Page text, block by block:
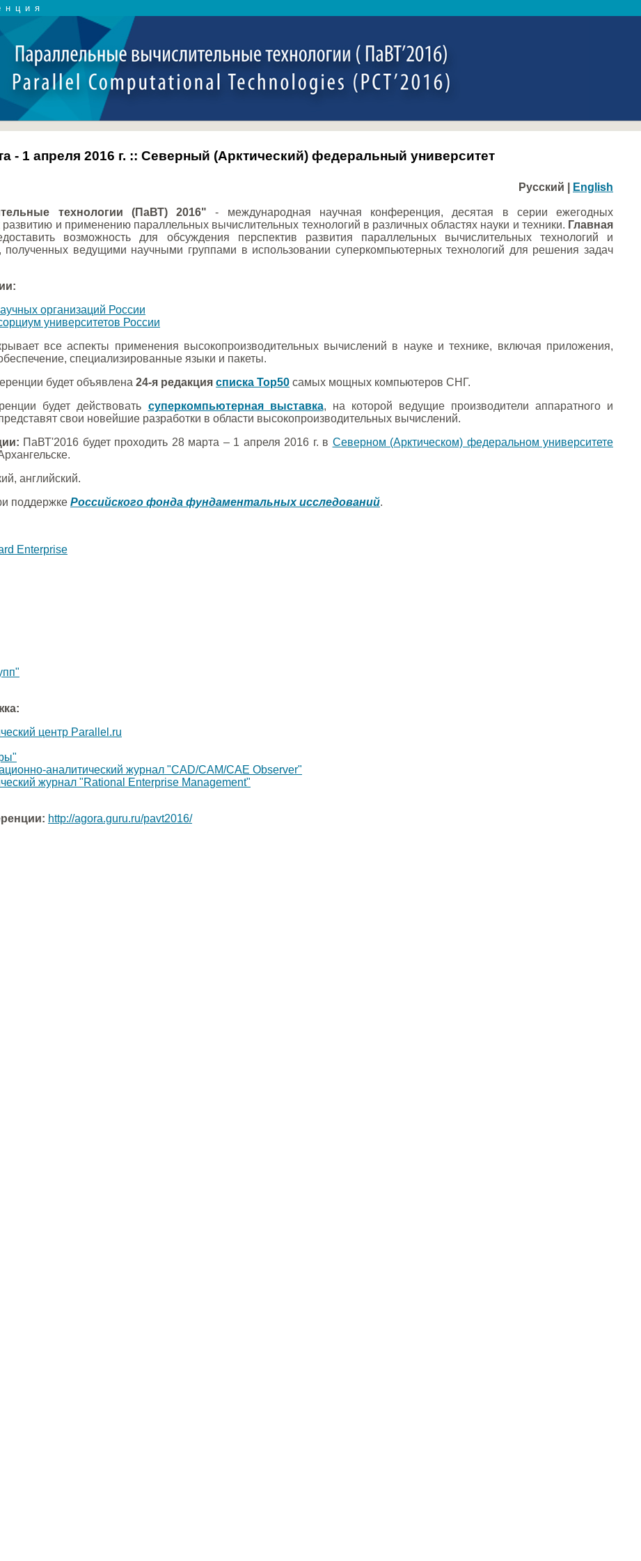
- 1 апреля 2016 г. :: Северный (Арктический) федеральный университет
Русский | English
технологии (ПаВТ) 2016" - международная научная конференция, десятая в серии ежегодных
и применению параллельных вычислительных технологий в различных областях науки и техники. Главная
возможность для обсуждения перспектив развития параллельных вычислительных технологий и
полученных ведущими научными группами в использовании суперкомпьютерных технологий для решения задач
организаций России
университетов России
все аспекты применения высокопроизводительных вычислений в науке и технике, включая приложения,
специализированные языки и пакеты.
будет объявлена 24-я редакция списка Top50 самых мощных компьютеров СНГ.
будет действовать суперкомпьютерная выставка, на которой ведущие производители аппаратного и
свои новейшие разработки в области высокопроизводительных вычислений.
ПаВТ'2016 будет проходить 28 марта – 1 апреля 2016 г. в Северном (Арктическом) федеральном университете
английский.
поддержке Российского фонда фундаментальных исследований.
Enterprise
центр Parallel.ru
аналитический журнал "CAD/CAM/CAE Observer"
журнал "Rational Enterprise Management"
http://agora.guru.ru/pavt2016/